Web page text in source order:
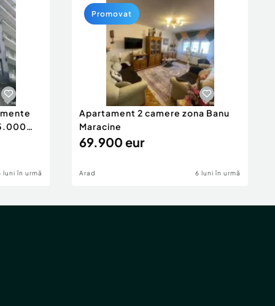
luni în urmă
Apartament 2 camere zona Banu
Maracine
69.900 eur
Arad 6 luni în urmă
Promovat